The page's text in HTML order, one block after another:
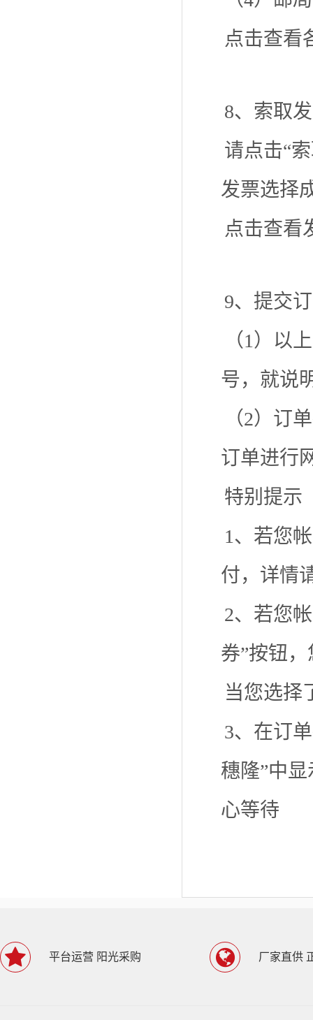
点击查看
8、索取
请点击“
发票选择
点击查看
9、提交
（1）以
号，就说
（2）订
订单进行
特别提示
1、若您
付，详情
2、若您
券”按钮
当您选择
3、在订
穗隆”中
心等待
平台运营 阳光采购 厂家直供